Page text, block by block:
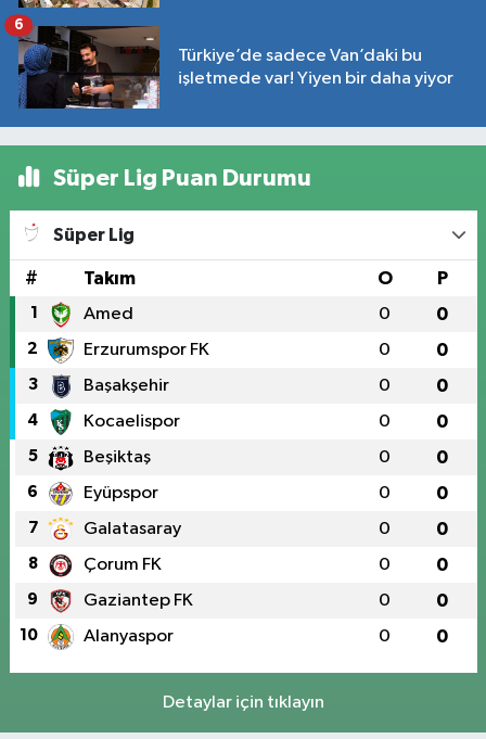
Türkiye’de sadece Van’daki bu
işletmede var! Yiyen bir daha yiyor
6
Süper Lig Puan Durumu
Süper Lig
# Takım O P
1 Amed 0 0
2 Erzurumspor FK 0 0
3 Başakşehir 0 0
4 Kocaelispor 0 0
5 Beşiktaş 0 0
6 Eyüpspor 0 0
7 Galatasaray 0 0
8 Çorum FK 0 0
9 Gaziantep FK 0 0
10 Alanyaspor 0 0
Detaylar için tıklayın